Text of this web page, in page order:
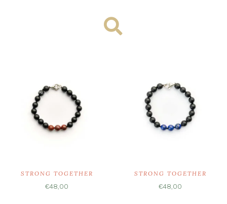
STRONG TOGETHER
€48,00
STRONG TOGETHER
€48,00